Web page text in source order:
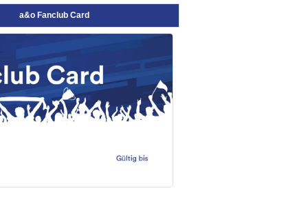
a&o Fanclub Card